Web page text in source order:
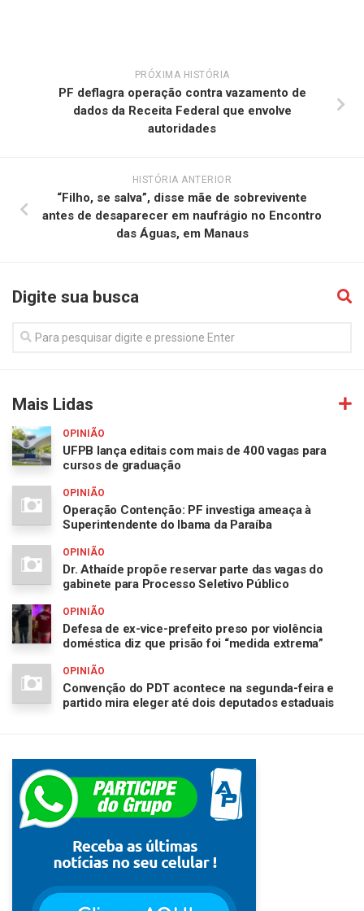
PRÓXIMA HISTÓRIA
PF deflagra operação contra vazamento de
dados da Receita Federal que envolve
autoridades
HISTÓRIA ANTERIOR
“Filho, se salva”, disse mãe de sobrevivente
antes de desaparecer em naufrágio no Encontro
das Águas, em Manaus
Digite sua busca
Mais Lidas
OPINIÃO
UFPB lança editais com mais de 400 vagas para
cursos de graduação
OPINIÃO
Operação Contenção: PF investiga ameaça à
Superintendente do Ibama da Paraíba
OPINIÃO
Dr. Athaíde propõe reservar parte das vagas do
gabinete para Processo Seletivo Público
OPINIÃO
Defesa de ex-vice-prefeito preso por violência
doméstica diz que prisão foi “medida extrema”
OPINIÃO
Convenção do PDT acontece na segunda-feira e
partido mira eleger até dois deputados estaduais